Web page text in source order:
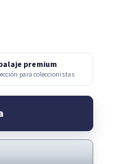
premium
para coleccionistas